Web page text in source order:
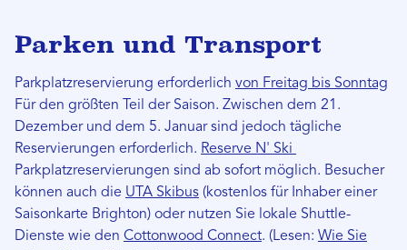
Parken und Transport
Parkplatzreservierung erforderlich von Freitag bis Sonntag
Für den größten Teil der Saison. Zwischen dem 21.
Dezember und dem 5. Januar sind jedoch tägliche
Reservierungen erforderlich. Reserve N' Ski
Parkplatzreservierungen sind ab sofort möglich. Besucher
können auch die UTA Skibus (kostenlos für Inhaber einer
Saisonkarte Brighton) oder nutzen Sie lokale Shuttle-
Dienste wie den Cottonwood Connect. (Lesen: Wie Sie